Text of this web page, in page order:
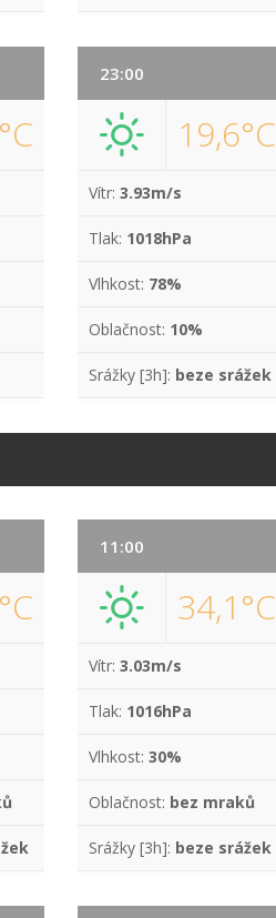
23:00
19,6°C
Vítr:3.93m/s
Tlak: 1018hPa
Vlhkost: 78%
Oblačnost: 10%
Srážky [3h]: beze srážek
11:00
34,1°C
Vítr:3.03m/s
Tlak: 1016hPa
Vlhkost:30%
Oblačnost: bez mraků
Srážky [3h]: beze srážek